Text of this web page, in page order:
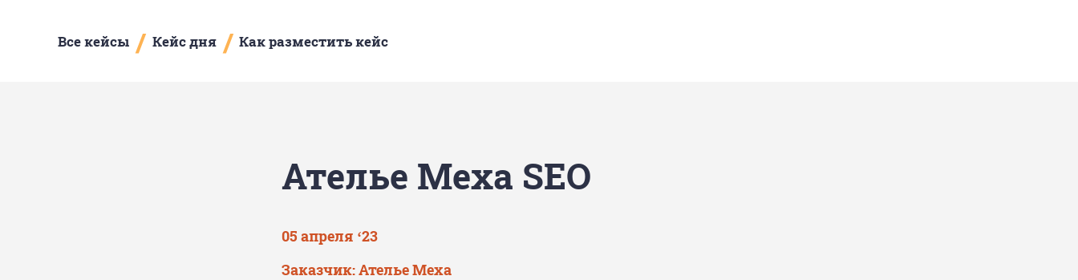
Все кейсы / Кейс дня / Как разместить кейс
Ателье Меха SEO
05 апреля ‘23
Заказчик: Ателье Меха